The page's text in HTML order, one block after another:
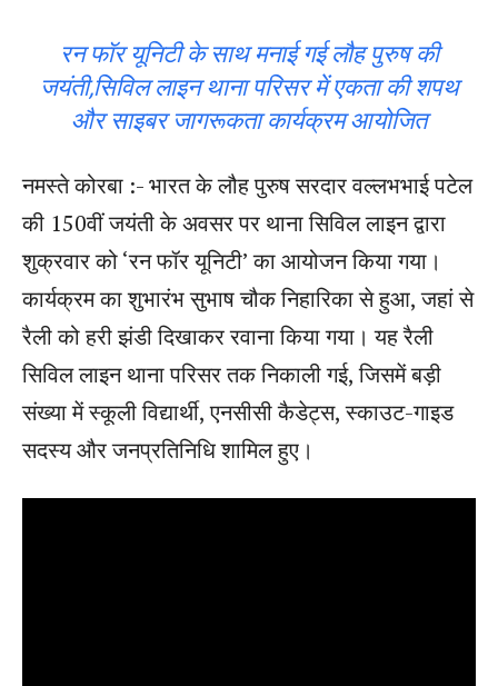
रन फॉर यूनिटी के साथ मनाई गई लौह पुरुष की
जयंती,सिविल लाइन थाना परिसर में एकता की शपथ
और साइबर जागरूकता कार्यक्रम आयोजित
नमस्ते कोरबा :- भारत के लौह पुरुष सरदार वल्लभभाई पटेल
की 150वीं जयंती के अवसर पर थाना सिविल लाइन द्वारा
शुक्रवार को ‘रन फॉर यूनिटी’ का आयोजन किया गया।
कार्यक्रम का शुभारंभ सुभाष चौक निहारिका से हुआ, जहां से
रैली को हरी झंडी दिखाकर रवाना किया गया। यह रैली
सिविल लाइन थाना परिसर तक निकाली गई, जिसमें बड़ी
संख्या में स्कूली विद्यार्थी, एनसीसी कैडेट्स, स्काउट-गाइड
सदस्य और जनप्रतिनिधि शामिल हुए।